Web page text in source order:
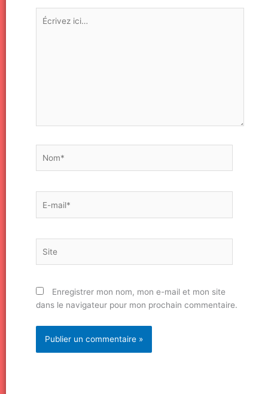
Écrivez
ici…
mail*
Enregistrer mon nom, mon e-mail et mon site
dans le navigateur pour mon prochain commentaire.